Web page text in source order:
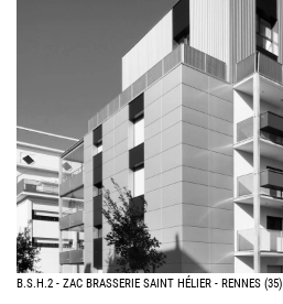
B.S.H.2 - ZAC BRASSERIE SAINT HÉLIER - RENNES (35)